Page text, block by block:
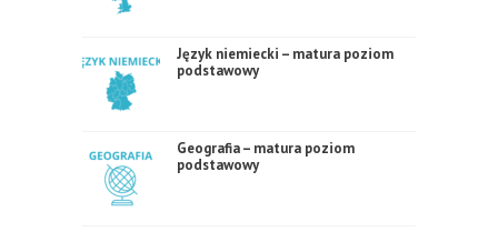
Język niemiecki – matura poziom
podstawowy
Geografia – matura poziom
podstawowy